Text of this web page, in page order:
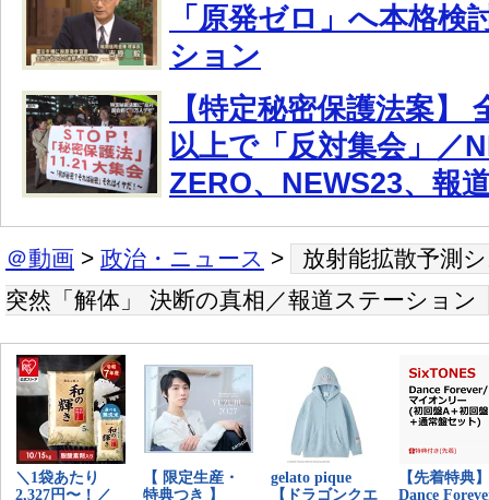
「原発ゼロ」へ本格検
ション
【特定秘密保護法案】
以上で「反対集会」／
ZERO、NEWS23、報
＠動画 > 政治・ニュース >
放射能拡散予測
突然「解体」 決断の真相／報道ステーション